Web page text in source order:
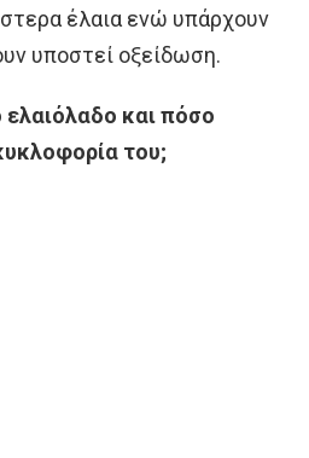
έλαια ενώ υπάρχουν
υποστεί οξείδωση.
ελαιόλαδο και πόσο
του;